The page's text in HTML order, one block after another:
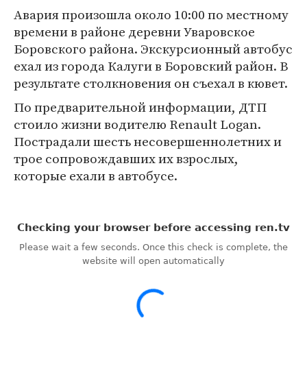
Авария произошла около 10:00 по местному
времени в районе деревни Уваровское
Боровского района. Экскурсионный автобус
ехал из города Калуги в Боровский район. В
результате столкновения он съехал в кюве­т.
По предварительной информации, ДТП
стоило жизни водителю Renault Logan.
Пост­радали шесть несовершенн­олетних и
трое сопровождавших их взрослых,
которые еха­ли в автобусе.